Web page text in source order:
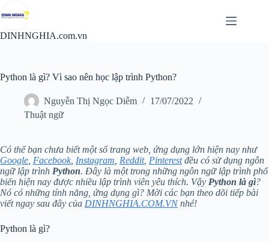
đến
nội
DINHNGHIA.com.vn
Python là gì? Vì sao nên học lập trình Python?
Nguyễn Thị Ngọc Diễm
17/07/2022
Thuật ngữ
Có thể bạn chưa biết một số trang web, ứng dụng lớn hiện nay như
Google Facebook, Instagram Reddit, Pinterestđều có sử dụng ngôn
ngữ lập trình Python. Đây là một trong những ngôn ngữ lập trình phổ
biến hiện nay được nhiều lập trình viên yêu thích. Vậy Python là gì?
Nó có những tính năng, ứng dụng gì? Mời các bạn theo dõi tiếp bài
viết ngay sau đây của DINHNGHIA.COM.VNnhé!
Python là gì?